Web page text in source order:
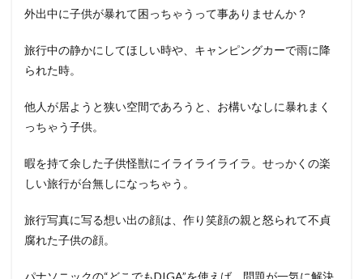
外出中に子供が暴れて困っちゃうって事ありませんか？
旅行中の静かにしてほしい時や、キャンピングカーで雨に降
られた時。
他人が居ようと狭い空間であろうと、お構いなしに暴れまく
っちゃう子供。
暇を持て余した子供怪獣にイライライライラ。せっかくの楽
しい旅行が台無しになっちゃう。
旅行写真に写る想い出の顔は、作り笑顔の親と怒られて不貞
腐れた子供の顔。